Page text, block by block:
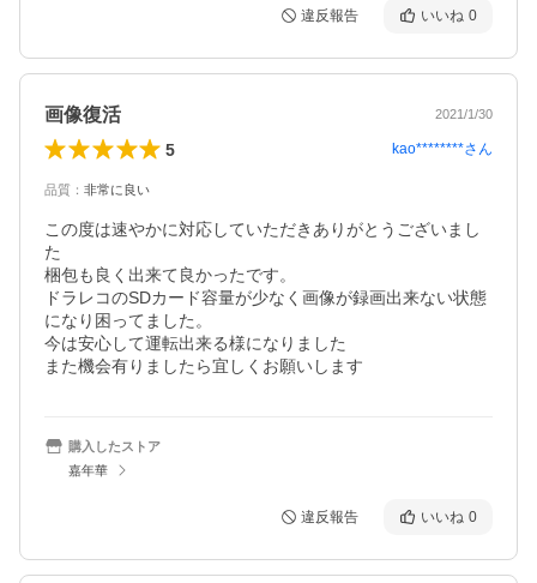
違反報告 いいね 0
画像復活 2021/1/30
5 kao********さん
品質 ： 非常に良い
この度は速やかに対応していただきありがとうございまし
た
梱包も良く出来て良かったです。
ドラレコのSDカード容量が少なく画像が録画出来ない状態
になり困ってました。
今は安心して運転出来る様になりました
また機会有りましたら宜しくお願いします
購入したストア
嘉年華
違反報告 いいね 0